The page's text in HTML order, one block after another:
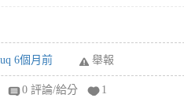
6個月前 舉報
0 評論/給分 1